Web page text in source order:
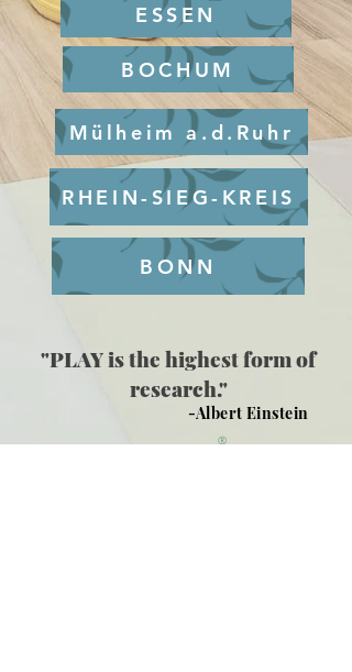
ESSEN
BOCHUM
Mülheim a.d.Ruhr
RHEIN-SIEG-KREIS
BONN
"PLAY is the highest form of
research."
-Albert Einstein
®